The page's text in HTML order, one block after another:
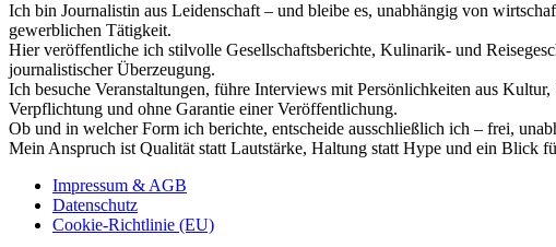
Ich bin Journalistin aus Leidenschaft – und bleibe es, unabhängig von
gewerblichen Tätigkeit.
Hier veröffentliche ich stilvolle Gesellschaftsberichte, Kulinarik- und
journalistischer Überzeugung.
Ich besuche Veranstaltungen, führe Interviews mit Persönlichkeiten aus
Verpflichtung und ohne Garantie einer Veröffentlichung.
Ob und in welcher Form ich berichte, entscheide ausschließlich ich – frei,
Mein Anspruch ist Qualität statt Lautstärke, Haltung statt Hype und ein Blick
Impressum & AGB
Datenschutz
Cookie-Richtlinie (EU)